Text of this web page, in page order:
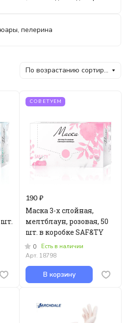
пелерина
По возрастанию сортировки
шт.
СОВЕТУЕМ
190 ₽
Маска 3-х слойная,
мелтблаун, розовая, 50
шт. в коробке SAF&TY
0
Есть в наличии
Арт. 18798
В корзину